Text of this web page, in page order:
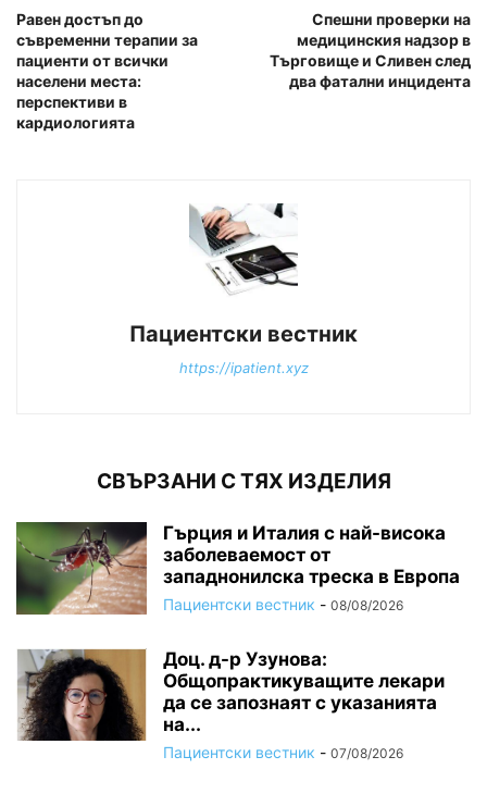
Равен достъп до
съвременни терапии за
пациенти от всички
населени места:
перспективи в
кардиологията
Спешни проверки на
медицинския надзор в
Търговище и Сливен след
два фатални инцидента
Пациентски вестник
https://ipatient.xyz
СВЪРЗАНИ С ТЯХ ИЗДЕЛИЯ
Гърция и Италия с най-висока
заболеваемост от
западнонилска треска в Европа
Пациентски вестник - 08/08/2026
Доц. д-р Узунова:
Общопрактикуващите лекари
да се запознаят с указанията
на...
Пациентски вестник - 07/08/2026